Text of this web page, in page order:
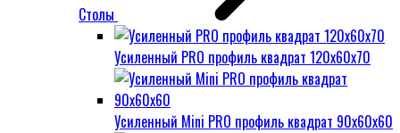
Столы
Усиленный PRO профиль квадрат 120х60х70
Усиленный Mini PRO профиль квадрат 90х60х60